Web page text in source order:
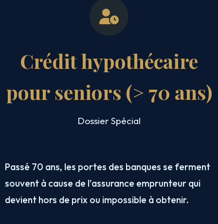
Crédit hypothécaire
pour seniors (> 70 ans)
Dossier Spécial
Passé 70 ans, les portes des banques se ferment
souvent à cause de l'assurance emprunteur qui
devient hors de prix ou impossible à obtenir.